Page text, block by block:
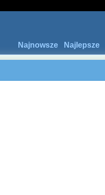
Najlepsze
Najnowsze